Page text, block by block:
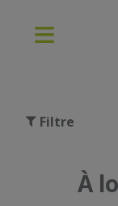
Filtre
À